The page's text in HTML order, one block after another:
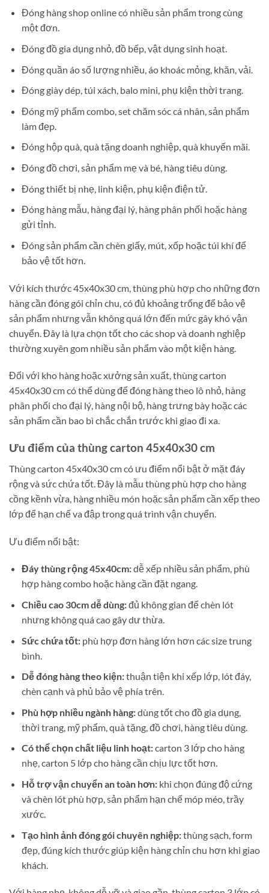
Đóng hàng shop online có nhiều sản phẩm trong cùng
một đơn.
Đóng đồ gia dụng nhỏ, đồ bếp, vật dụng sinh hoạt.
Đóng quần áo số lượng nhiều, áo khoác mỏng, khăn, vải.
Đóng giày dép, túi xách, balo mini, phụ kiện thời trang.
Đóng mỹ phẩm combo, set chăm sóc cá nhân, sản phẩm
làm đẹp.
Đóng hộp quà, quà tặng doanh nghiệp, quà khuyến mãi.
Đóng đồ chơi, sản phẩm mẹ và bé, hàng tiêu dùng.
Đóng thiết bị nhẹ, linh kiện, phụ kiện điện tử.
Đóng hàng mẫu, hàng đại lý, hàng phân phối hoặc hàng
gửi tỉnh.
Đóng sản phẩm cần chèn giấy, mút, xốp hoặc túi khí để
bảo vệ tốt hơn.
Với kích thước 45x40x30 cm, thùng phù hợp cho những đơn
hàng cần đóng gói chỉn chu, có đủ khoảng trống để bảo vệ
sản phẩm nhưng vẫn không quá lớn đến mức gây khó vận
chuyển. Đây là lựa chọn tốt cho các shop và doanh nghiệp
thường xuyên gom nhiều sản phẩm vào một kiện hàng.
Đối với kho hàng hoặc xưởng sản xuất, thùng carton
45x40x30 cm có thể dùng để đóng hàng theo lô nhỏ, hàng
phân phối cho đại lý, hàng nội bộ, hàng trưng bày hoặc các
sản phẩm cần bao bì chắc chắn trước khi giao đi xa.
Ưu điểm của thùng carton 45x40x30 cm
Thùng carton 45x40x30 cm có ưu điểm nổi bật ở mặt đáy
rộng và sức chứa tốt. Đây là mẫu thùng phù hợp cho hàng
cồng kềnh vừa, hàng nhiều món hoặc sản phẩm cần xếp theo
lớp để hạn chế va đập trong quá trình vận chuyển.
Ưu điểm nổi bật:
Đáy thùng rộng 45x40cm:dễ xếp nhiều sản phẩm, phù
hợp hàng combo hoặc hàng cần đặt ngang.
Chiều cao 30cm dễ dùng:đủ không gian để chèn lót
nhưng không quá cao gây dư thừa.
Sức chứa tốt:phù hợp đơn hàng lớn hơn các size trung
bình.
Dễ đóng hàng theo kiện:thuận tiện khi xếp lớp, lót đáy,
chèn cạnh và phủ bảo vệ phía trên.
Phù hợp nhiều ngành hàng:dùng tốt cho đồ gia dụng,
thời trang, mỹ phẩm, quà tặng, đồ chơi, hàng tiêu dùng.
Có thể chọn chất liệu linh hoạt:carton 3 lớp cho hàng
nhẹ, carton 5 lớp cho hàng cần chịu lực tốt hơn.
Hỗ trợ vận chuyển an toàn hơn:khi chọn đúng độ cứng
và chèn lót phù hợp, sản phẩm hạn chế móp méo, trầy
xước.
Tạo hình ảnh đóng gói chuyên nghiệp:thùng sạch, form
đẹp, đúng kích thước giúp kiện hàng chỉn chu hơn khi giao
khách.